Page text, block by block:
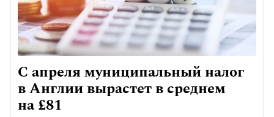
С апреля муниципальный налог
в Англии вырастет в среднем
на £81